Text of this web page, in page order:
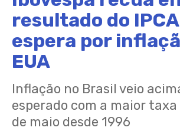
resultado do
espera por
EUA
Inflação no Brasil veio
esperado com a maior
de maio desde 1996